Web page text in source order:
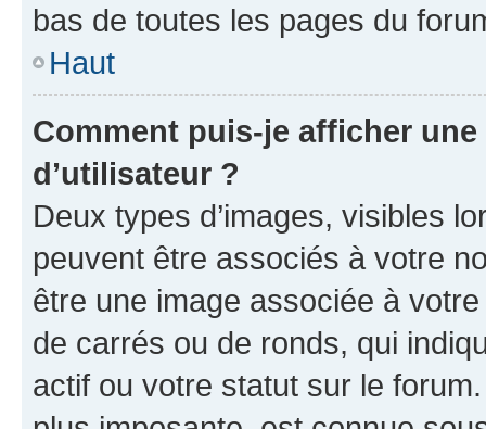
bas de toutes les pages du
Haut
Comment puis-je afficher
d’utilisateur ?
Deux types d’images, visibles
peuvent être associés à votre
être une image associée à
de carrés ou de ronds, qui
actif ou votre statut sur le